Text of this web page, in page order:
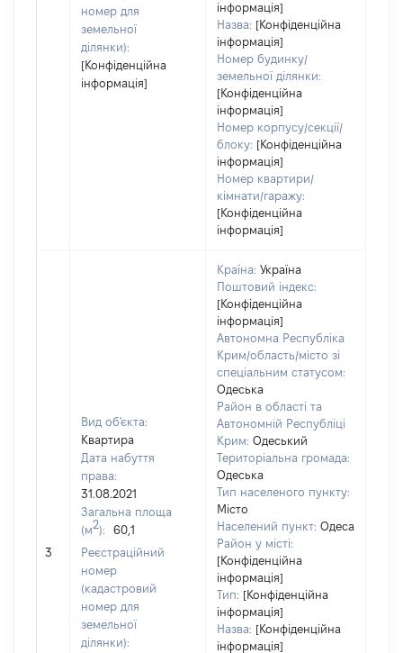
номер для
земельної
ділянки):
[Конфіденційна
інформація]
інформація]
Назва: [Конфіденційна
інформація]
Номер будинку/
земельної ділянки:
[Конфіденційна
інформація]
Номер корпусу/секції/
блоку: [Конфіденційна
інформація]
Номер квартири/
кімнати/гаражу:
[Конфіденційна
інформація]
3
Вид об'єкта:
Квартира
Дата набуття
права:
31.08.2021
Загальна площа
(м2):
60,1
Реєстраційний
номер
(кадастровий
номер для
земельної
ділянки):
Країна: Україна
Поштовий індекс:
[Конфіденційна
інформація]
Автономна Республіка
Крим/область/місто зі
спеціальним статусом:
Одеська
Район в області та
Автономній Республіці
Крим: Одеський
Територіальна громада:
Одеська
Тип населеного пункту:
Місто
Населений пункт: Одеса
Район у місті:
[Конфіденційна
інформація]
Тип: [Конфіденційна
інформація]
Назва: [Конфіденційна
інформація]